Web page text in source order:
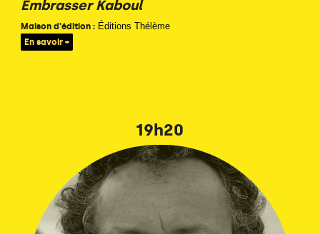
Embrasser Kaboul
Maison d'édition : Éditions Thélème
En savoir +
19h20